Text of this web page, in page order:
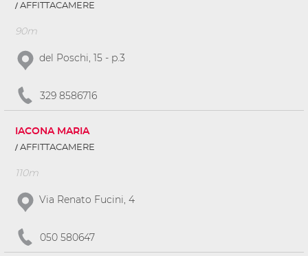
AFFITTACAMERE
90m
del Poschi, 15 - p.3
329 8586716
IACONA MARIA
AFFITTACAMERE
110m
Via Renato Fucini, 4
050 580647